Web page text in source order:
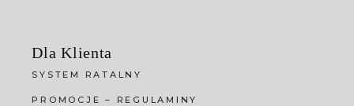
Dla Klienta
SYSTEM RATALNY
PROMOCJE – REGULAMINY